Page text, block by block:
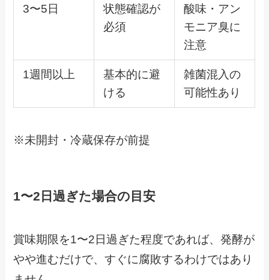
3〜5日
状態確認が
必須
酸味・アン
モニア臭に
注意
1週間以上
基本的に避
ける
雑菌混入の
可能性あり
※未開封・冷蔵保存が前提
1〜2日過ぎた場合の目安
賞味期限を1〜2日過ぎた程度であれば、発酵が
やや進むだけで、すぐに腐敗するわけではあり